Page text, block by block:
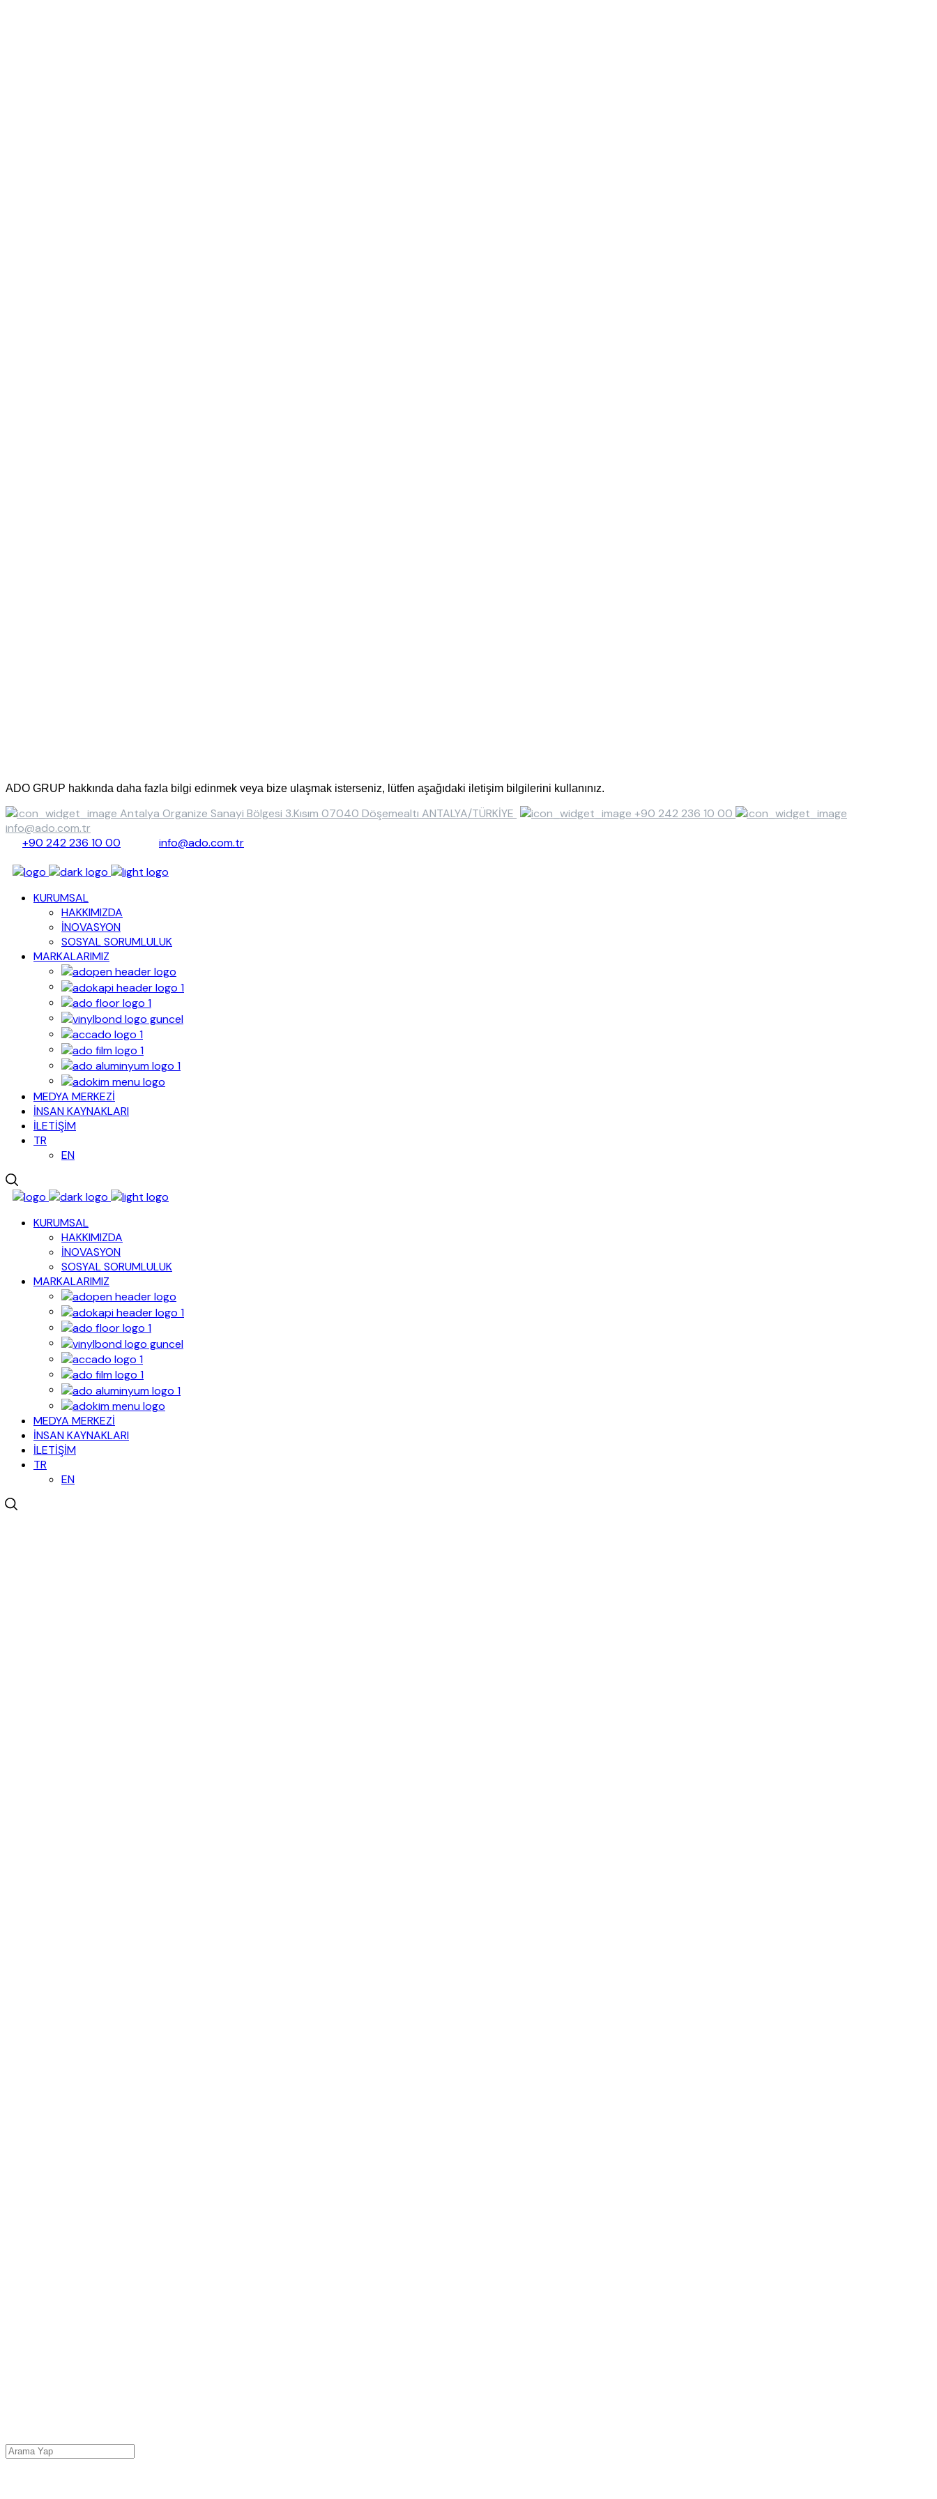
ADO GRUP hakkında daha fazla bilgi edinmek veya bize ulaşmak isterseniz, lütfen aşağıdaki iletişim bilgilerini kullanınız.
Antalya Organize Sanayi Bölgesi 3.Kısım 07040 Döşemealtı ANTALYA/TÜRKİYE
+90 242 236 10 00
info@ado.com.tr
+90 242 236 10 00
info@ado.com.tr
KURUMSAL
HAKKIMIZDA
İNOVASYON
SOSYAL SORUMLULUK
MARKALARIMIZ
MEDYA MERKEZİ
İNSAN KAYNAKLARI
İLETİŞİM
TR
EN
KURUMSAL
HAKKIMIZDA
İNOVASYON
SOSYAL SORUMLULUK
MARKALARIMIZ
MEDYA MERKEZİ
İNSAN KAYNAKLARI
İLETİŞİM
TR
EN